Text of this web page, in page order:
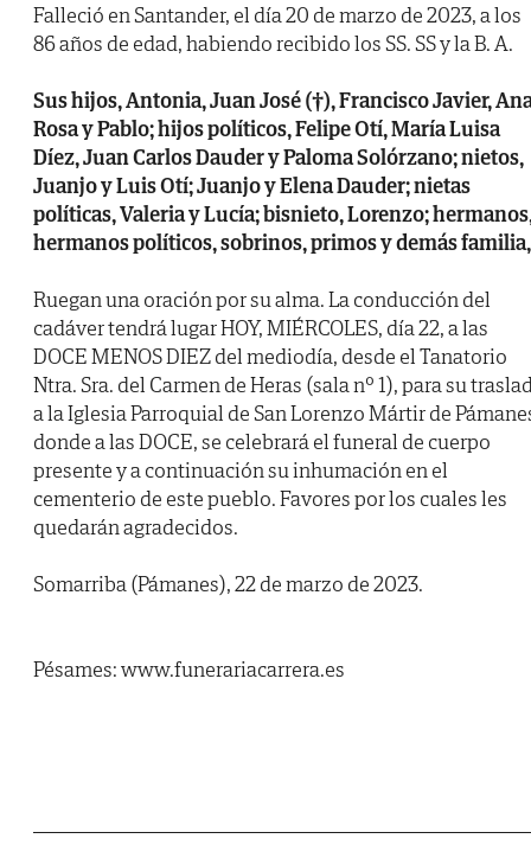
Falleció en Santander, el día 20 de marzo de 2023, a los
86 años de edad, habiendo recibido los SS. SS y la B. A.
Sus hijos, Antonia, Juan José (†), Francisco Javier,
Rosa y Pablo; hijos políticos, Felipe Otí, María Luisa
Díez, Juan Carlos Dauder y Paloma Solórzano; nietos,
Juanjo y Luis Otí; Juanjo y Elena Dauder; nietas
políticas, Valeria y Lucía; bisnieto, Lorenzo;
hermanos políticos, sobrinos, primos y demás familia,
Ruegan una oración por su alma. La conducción del
cadáver tendrá lugar HOY, MIÉRCOLES, día 22, a las
DOCE MENOS DIEZ del mediodía, desde el Tanatorio
Ntra. Sra. del Carmen de Heras (sala nº 1), para su
a la Iglesia Parroquial de San Lorenzo Mártir de
donde a las DOCE, se celebrará el funeral de cuerpo
presente y a continuación su inhumación en el
cementerio de este pueblo. Favores por los cuales les
quedarán agradecidos.
Somarriba (Pámanes), 22 de marzo de 2023.
Pésames: www.funerariacarrera.es